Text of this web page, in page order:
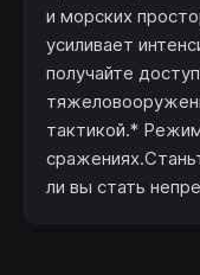
и морских
усиливает
получайте
тактикой.*
ли вы стать